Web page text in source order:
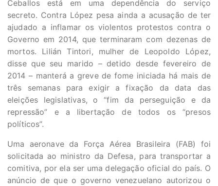
Ceballos está em uma dependência do serviço
secreto. Contra López pesa ainda a acusação de ter
ajudado a inflamar os violentos protestos contra o
Governo em 2014, que terminaram com dezenas de
mortos. Lilián Tintori, mulher de Leopoldo López,
disse que seu marido – detido desde fevereiro de
2014 – manterá a greve de fome iniciada há mais de
três semanas para exigir a fixação da data das
eleições legislativas, o “fim da perseguição e da
repressão” e a libertação de todos os “presos
políticos”.
Uma aeronave da Força Aérea Brasileira (FAB) foi
solicitada ao ministro da Defesa, para transportar a
comitiva, por ela ser uma delegação oficial do país. O
anúncio de que o governo venezuelano autorizou o